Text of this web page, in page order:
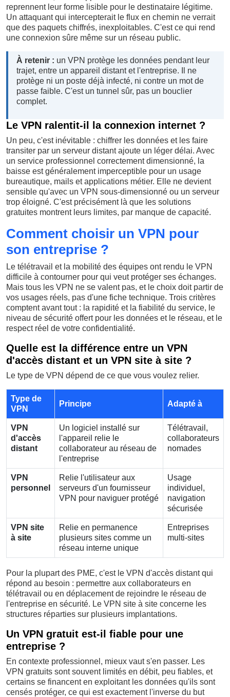
reprennent leur forme lisible pour le destinataire légitime.
Un attaquant qui intercepterait le flux en chemin ne verrait
que des paquets chiffrés, inexploitables. C'est ce qui rend
une connexion sûre même sur un réseau public.
À retenir : un VPN protège les données pendant leur
trajet, entre un appareil distant et l'entreprise. Il ne
protège ni un poste déjà infecté, ni contre un mot de
passe faible. C'est un tunnel sûr, pas un bouclier
complet.
Le VPN ralentit-il la connexion internet ?
Un peu, c'est inévitable : chiffrer les données et les faire
transiter par un serveur distant ajoute un léger délai. Avec
un service professionnel correctement dimensionné, la
baisse est généralement imperceptible pour un usage
bureautique, mails et applications métier. Elle ne devient
sensible qu'avec un VPN sous-dimensionné ou un serveur
trop éloigné. C'est précisément là que les solutions
gratuites montrent leurs limites, par manque de capacité.
Comment choisir un VPN pour
son entreprise ?
Le télétravail et la mobilité des équipes ont rendu le VPN
difficile à contourner pour qui veut protéger ses échanges.
Mais tous les VPN ne se valent pas, et le choix doit partir de
vos usages réels, pas d'une fiche technique. Trois critères
comptent avant tout : la rapidité et la fiabilité du service, le
niveau de sécurité offert pour les données et le réseau, et le
respect réel de votre confidentialité.
Quelle est la différence entre un VPN
d'accès distant et un VPN site à site ?
Le type de VPN dépend de ce que vous voulez relier.
Type de
VPN
Principe Adapté à
VPN
d'accès
distant
Un logiciel installé sur
l'appareil relie le
collaborateur au réseau de
l'entreprise
Télétravail,
collaborateurs
nomades
VPN
personnel
Relie l'utilisateur aux
serveurs d'un fournisseur
VPN pour naviguer protégé
Usage
individuel,
navigation
sécurisée
VPN site
à site
Relie en permanence
plusieurs sites comme un
réseau interne unique
Entreprises
multi-sites
Pour la plupart des PME, c'est le VPN d'accès distant qui
répond au besoin : permettre aux collaborateurs en
télétravail ou en déplacement de rejoindre le réseau de
l'entreprise en sécurité. Le VPN site à site concerne les
structures réparties sur plusieurs implantations.
Un VPN gratuit est-il fiable pour une
entreprise ?
En contexte professionnel, mieux vaut s'en passer. Les
VPN gratuits sont souvent limités en débit, peu fiables, et
certains se financent en exploitant les données qu'ils sont
censés protéger, ce qui est exactement l'inverse du but